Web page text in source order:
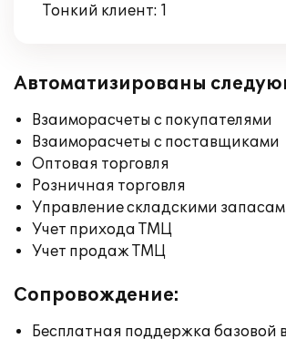
Тонкий клиент: 1
Автоматизированы
Взаиморасчеты с покупателями
Взаиморасчеты с поставщиками
Оптовая торговля
Розничная торговля
Управление складскими
Учет прихода ТМЦ
Учет продаж ТМЦ
Сопровождение:
Бесплатная поддержка базовой